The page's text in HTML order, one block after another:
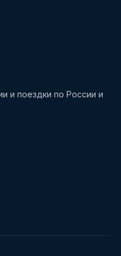
и поездки по России и